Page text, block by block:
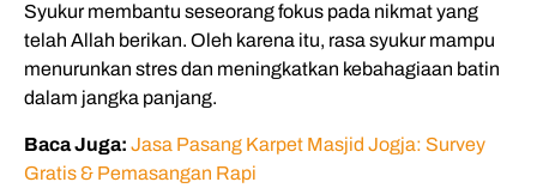
Syukur membantu seseorang fokus pada nikmat yang
telah Allah berikan. Oleh karena itu, rasa syukur mampu
menurunkan stres dan meningkatkan kebahagiaan batin
dalam jangka panjang.
Baca Juga: Jasa Pasang Karpet Masjid Jogja: Survey
Gratis & Pemasangan Rapi